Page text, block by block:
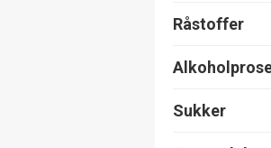
Råstoffer
Sukker